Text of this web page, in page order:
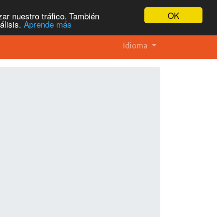
OK
nuestro tráfico. También
Aprende más
Idioma